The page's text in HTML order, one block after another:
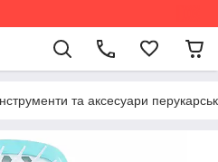
та аксесуари